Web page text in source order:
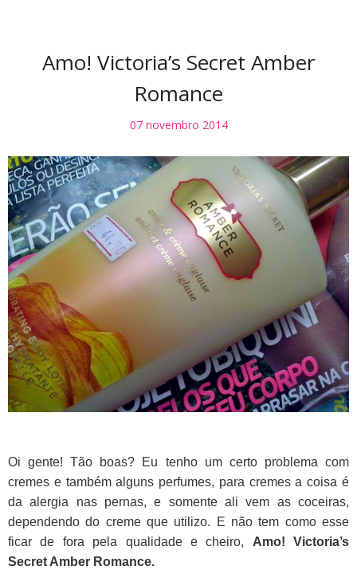
Amo! Victoria’s Secret Amber
Romance
07 novembro 2014
Oi gente! Tão boas? Eu tenho um certo problema com
cremes e também alguns perfumes, para cremes a coisa é
da alergia nas pernas, e somente ali vem as coceiras,
dependendo do creme que utilizo. E não tem como esse
ficar de fora pela qualidade e cheiro, Amo! Victoria’s
Secret Amber Romance.